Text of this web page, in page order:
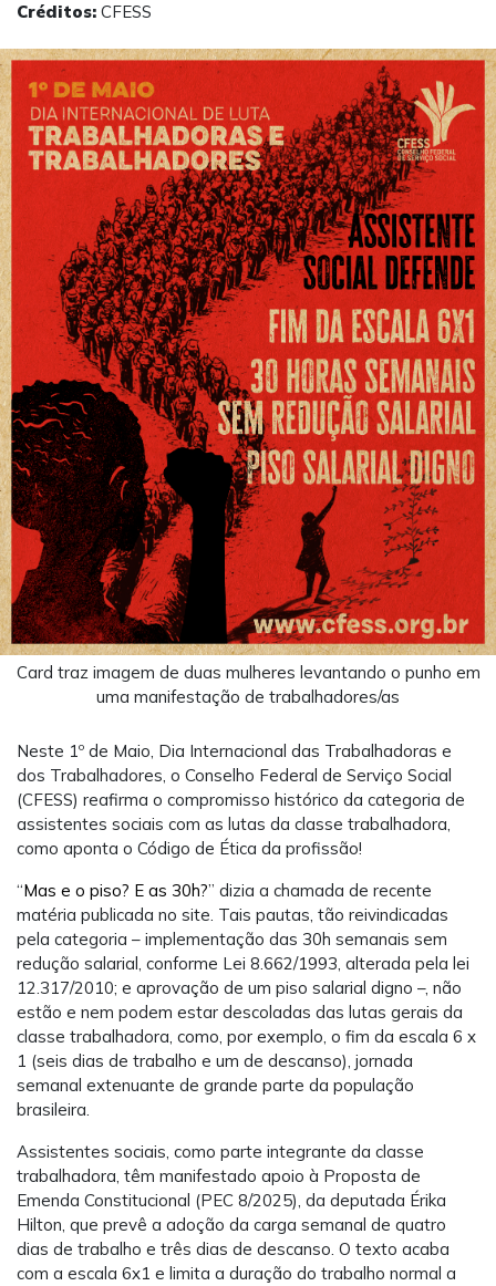
Créditos: CFESS
Card traz imagem de duas mulheres levantando o punho em
uma manifestação de trabalhadores/as
Neste 1º de Maio, Dia Internacional das Trabalhadoras e
dos Trabalhadores, o Conselho Federal de Serviço Social
(CFESS) reafirma o compromisso histórico da categoria de
assistentes sociais com as lutas da classe trabalhadora,
como aponta o Código de Ética da profissão!
“Mas e o piso? E as 30h?” dizia a chamada de recente
matéria publicada no site. Tais pautas, tão reivindicadas
pela categoria – implementação das 30h semanais sem
redução salarial, conforme Lei 8.662/1993, alterada pela lei
12.317/2010; e aprovação de um piso salarial digno –, não
estão e nem podem estar descoladas das lutas gerais da
classe trabalhadora, como, por exemplo, o fim da escala 6 x
1 (seis dias de trabalho e um de descanso), jornada
semanal extenuante de grande parte da população
brasileira.
Assistentes sociais, como parte integrante da classe
trabalhadora, têm manifestado apoio à Proposta de
Emenda Constitucional (PEC 8/2025), da deputada Érika
Hilton, que prevê a adoção da carga semanal de quatro
dias de trabalho e três dias de descanso. O texto acaba
com a escala 6x1 e limita a duração do trabalho normal a